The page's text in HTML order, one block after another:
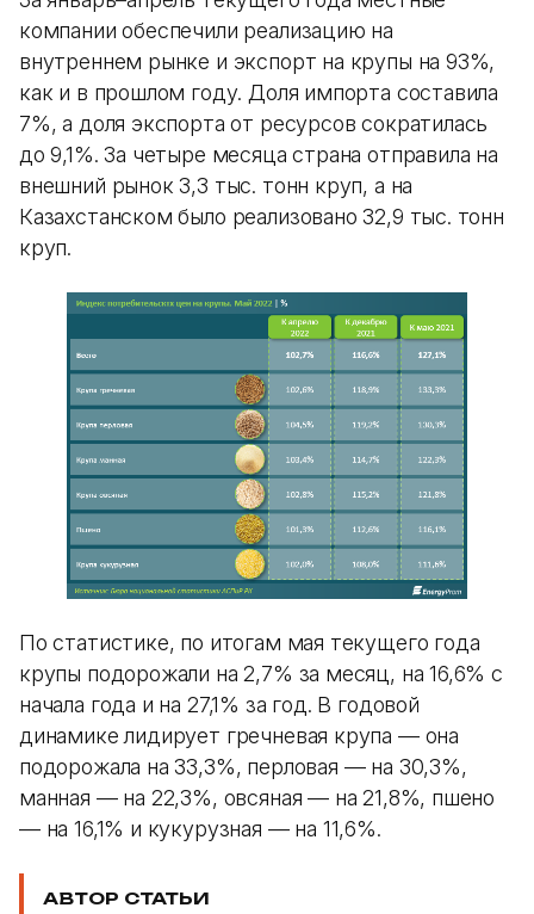
компании обеспечили реализацию на
внутреннем рынке и экспорт на крупы на 93%,
как и в прошлом году. Доля импорта составила
7%, а доля экспорта от ресурсов сократилась
до 9,1%. За четыре месяца страна отправила на
внешний рынок 3,3 тыс. тонн круп, а на
Казахстанском было реализовано 32,9 тыс. тонн
круп.
По статистике, по итогам мая текущего года
крупы подорожали на 2,7% за месяц, на 16,6% с
начала года и на 27,1% за год. В годовой
динамике лидирует гречневая крупа — она
подорожала на 33,3%, перловая — на 30,3%,
манная — на 22,3%, овсяная — на 21,8%, пшено
— на 16,1% и кукурузная — на 11,6%.
АВТОР СТАТЬИ